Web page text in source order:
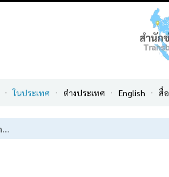
ในประเทศ ต่างประเทศ English สื่อ